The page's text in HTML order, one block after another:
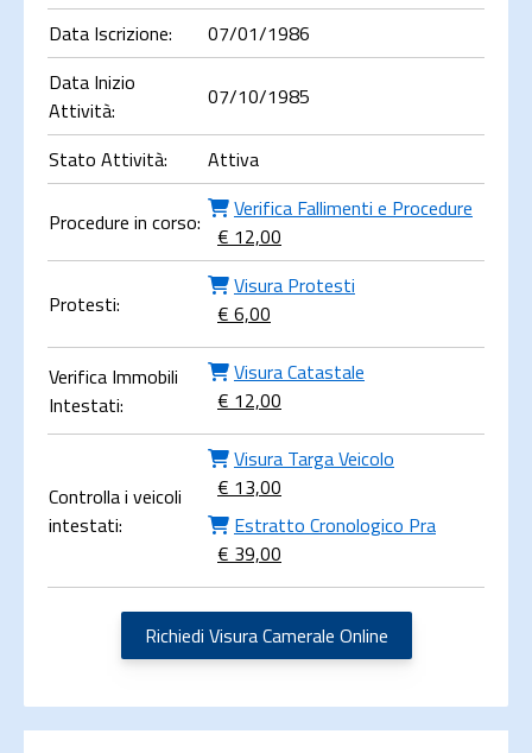
Data Iscrizione:
07/01/1986
Data Inizio
Attività:
07/10/1985
Stato Attività: Attiva
Procedure in corso:
Verifica Fallimenti e Procedure
€ 12,00
Protesti:
Visura Protesti
€ 6,00
Verifica Immobili
Intestati:
Visura Catastale
€ 12,00
Controlla i veicoli
intestati:
Visura Targa Veicolo
€ 13,00
Estratto Cronologico Pra
€ 39,00
Richiedi Visura Camerale Online